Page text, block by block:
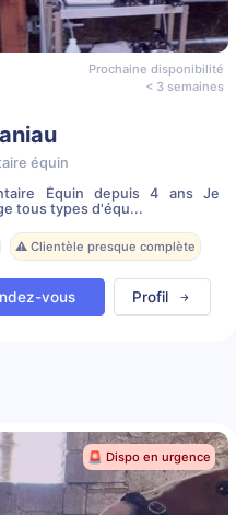
Prochaine disponibilité
< 3 semaines
équin
Équin depuis 4 ans Je
tous types d'équ...
⚠️ Clientèle presque complète
vous Profil
🚨 Dispo en urgence